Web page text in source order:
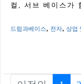
컬, 서브 베이스가
드럼과베이스, 전자, 상업